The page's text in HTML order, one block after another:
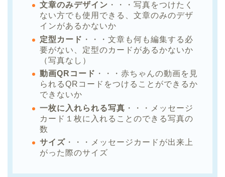
文章のみデザイン ・・・写真をつけたく
ない方でも使用できる、文章のみのデザ
インがあるかないか
定型カード ・・・文章も何も編集する必
要がない、定型のカードがあるかないか
（写真なし）
動画QRコード ・・・赤ちゃんの動画を見
られるQRコードをつけることができるか
できないか
一枚に入れられる写真 ・・・メッセージ
カード１枚に入れることのできる写真の
数
サイズ ・・・メッセージカードが出来上
がった際のサイズ